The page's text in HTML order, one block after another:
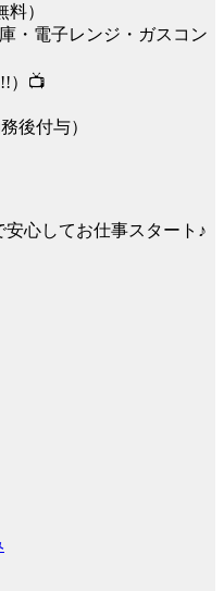
）
電子レンジ・ガスコン
）📺
後付与）
心してお仕事スタート♪